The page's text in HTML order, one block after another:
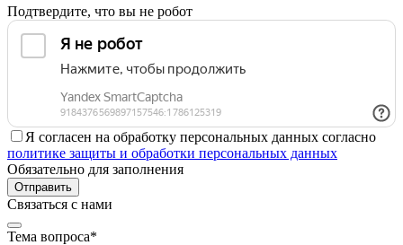
Подтвердите, что вы не робот
Я согласен на обработку персональных данных согласно
политике защиты и обработки персональных данных
Обязательно для заполнения
Отправить
Связаться с нами
Тема вопроса*